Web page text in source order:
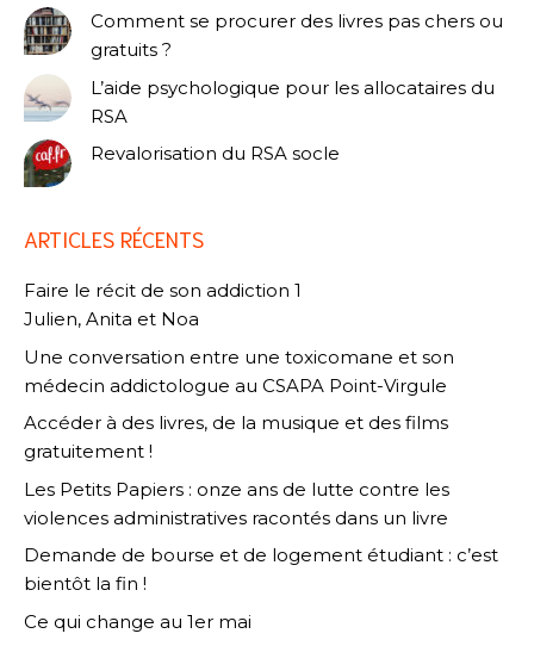
Comment se procurer des livres pas chers ou
gratuits ?
L’aide psychologique pour les allocataires du
RSA
Revalorisation du RSA socle
ARTICLES RÉCENTS
Faire le récit de son addiction 1
Julien, Anita et Noa
Une conversation entre une toxicomane et son
médecin addictologue au CSAPA Point-Virgule
Accéder à des livres, de la musique et des films
gratuitement !
Les Petits Papiers : onze ans de lutte contre les
violences administratives racontés dans un livre
Demande de bourse et de logement étudiant : c’est
bientôt la fin !
Ce qui change au 1er mai